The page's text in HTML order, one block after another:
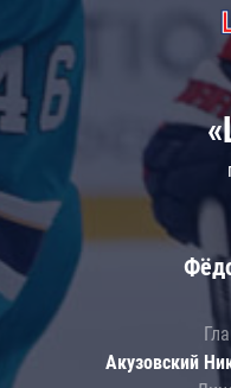
Акузовский